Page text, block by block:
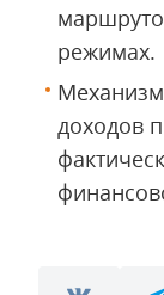
режимах.
доходов